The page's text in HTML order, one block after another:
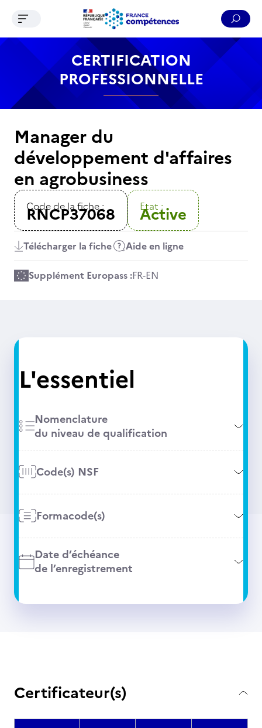
Contenu Recherche Menu Pied de page
Ouvrir le menu de navigation
CERTIFICATION
PROFESSIONNELLE
Manager du
développement d'affaires
en agrobusiness
Code de la fiche :
RNCP37068 Etat :
Active
Télécharger la fiche Aide en ligne
Supplément Europass :FR-EN
L'essentiel
Nomenclature
du niveau de qualification
Code(s) NSF
Formacode(s)
Date d’échéance
de l’enregistrement
Certificateur(s)